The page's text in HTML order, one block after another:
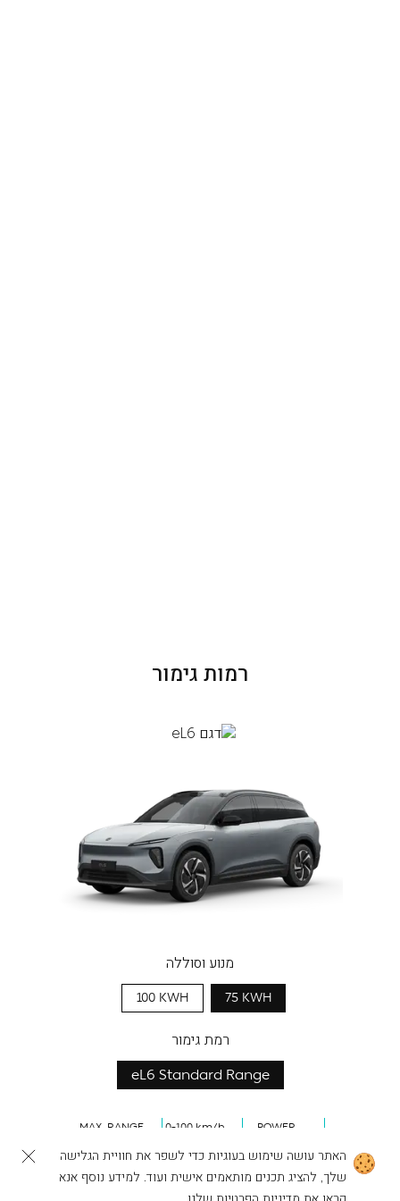
רמות גימור
מנוע וסוללה
75 KWH
100 KWH
רמת גימור
eL6 Standard Range
POWER
489HP
0-100 km/h
4.5 s
MAX. RANGE
406km
לפעולות נוספות
האתר עושה שימוש בעוגיות כדי לשפר את חוויית הגלישה
שלך, להציג תכנים מותאמים אישית ועוד. למידע נוסף אנא